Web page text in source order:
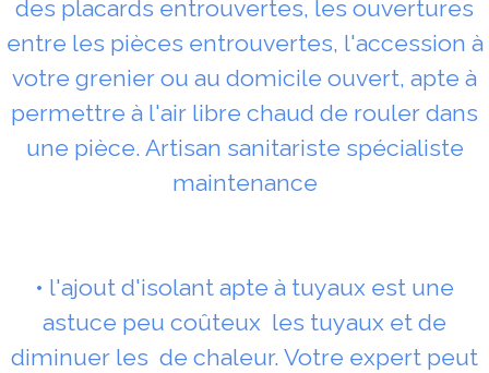
des placards entrouvertes, les ouvertures
entre les pièces entrouvertes, l'accession à
votre grenier ou au domicile ouvert, apte à
permettre à l'air libre chaud de rouler dans
une pièce. Artisan sanitariste spécialiste
maintenance
• l'ajout d'isolant apte à tuyaux est une
astuce peu coûteux les tuyaux et de
diminuer les de chaleur. Votre expert peut